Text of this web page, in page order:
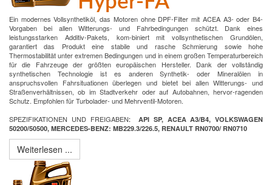
Ein modernes Vollsynthetiköl, das Motoren ohne DPF-Filter mit ACEA A3- oder B4-
Vorgaben bei allen Witterungs- und Fahrbedingungen schützt. Dank eines
leistungsstarken Additiv-Pakets, kom-biniert mit vollsynthetischen Grundölen,
garantiert das Produkt eine stabile und rasche Schmierung sowie hohe
Thermostabilität unter extremen Bedingungen und in einem großen Temperaturbereich
für die Fahrzeuge der größten europäischen Hersteller. Dank der vollständig
synthetischen Technologie ist es anderen Synthetik- oder Mineralölen in
anspruchsvollen Fahrsituationen überlegen und bietet bei allen Witterungs- und
Straßenverhältnissen, ob im Stadtverkehr oder auf Autobahnen, hervor-ragenden
Schutz. Empfohlen für Turbolader- und Mehrventil-Motoren.
SPEZIFIKATIONEN UND FREIGABEN:
API SP, ACEA A3/B4, VOLKSWAGEN
50200/50500, MERCEDES-BENZ: MB229.3/226.5, RENAULT RN0700/ RN0710
Weiterlesen ...